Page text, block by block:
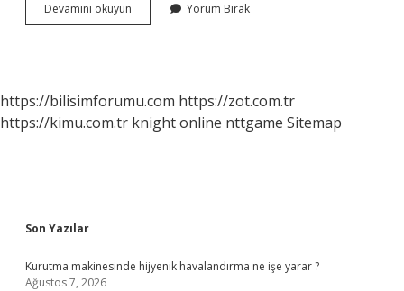
Devamını okuyun
Şişliği
Yorum Bırak
https://bilisimforumu.com https://zot.com.tr
https://kimu.com.tr knight online nttgame Sitemap
Sidebar
Son Yazılar
Kurutma makinesinde hijyenik havalandırma ne işe yarar ?
Ağustos 7, 2026